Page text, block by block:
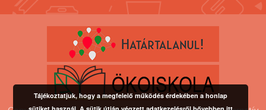
Tájékoztatjuk, hogy a megfelelő működés érdekében a honlap